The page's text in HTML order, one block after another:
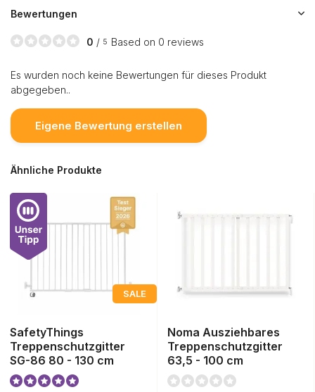
Bewertungen
0 / 5 Based on 0 reviews
Es wurden noch keine Bewertungen für dieses Produkt
abgegeben..
Eigene Bewertung erstellen
Ähnliche Produkte
SALE
SafetyThings
Treppenschutzgitter
SG-86 80 - 130 cm
Noma Ausziehbares
Treppenschutzgitter
63,5 - 100 cm